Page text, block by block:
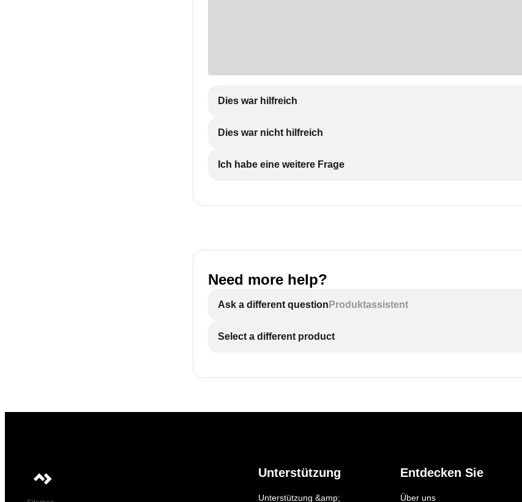
Dies war hilfreich
Dies war nicht hilfreich
Ich habe eine weitere Frage
Need more help?
Ask a different question Produktassistent
Select a different product
Unterstützung
Unterstützung &amp;
Entdecken Sie
Über uns